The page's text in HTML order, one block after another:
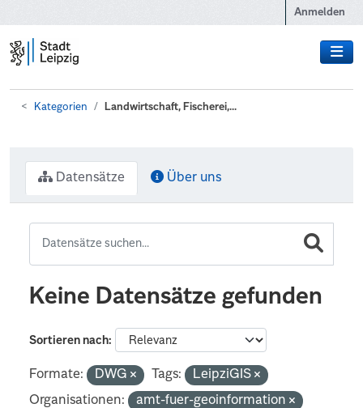
Anmelden
Kategorien Landwirtschaft, Fischerei,...
Datensätze Über uns
Keine Datensätze gefunden
Sortieren nach
Formate: DWG Tags:
LeipziGIS
Organisationen:
amt-fuer-geoinformation